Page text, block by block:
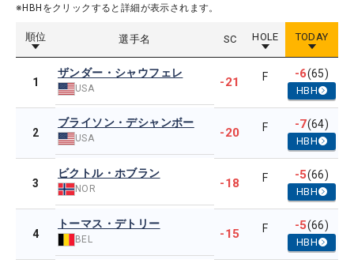
※HBHをクリックすると詳細が表示されます。
順位 選手名 SC HOLE TODAY
1
ザンダー・シャウフェレ
USA -21 F -6(65)
HBH
2
ブライソン・デシャンボー
USA -20 F -7(64)
HBH
3
ビクトル・ホブラン
NOR -18 F -5(66)
HBH
4
トーマス・デトリー
BEL -15 F -5(66)
HBH